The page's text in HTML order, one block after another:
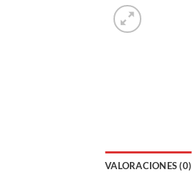
VALORACIONES (0)